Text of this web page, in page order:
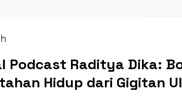
Podcast Raditya Dika:
Hidup dari Gigitan